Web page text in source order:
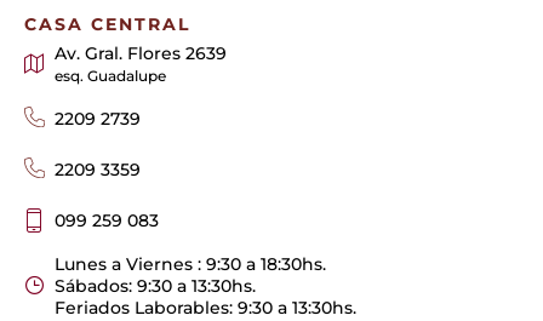
CASA CENTRAL
Av. Gral. Flores 2639
esq. Guadalupe
2209 2739
2209 3359
099 259 083
Lunes a Viernes : 9:30 a 18:30hs.
Sábados: 9:30 a 13:30hs.
Feriados Laborables: 9:30 a 13:30hs.